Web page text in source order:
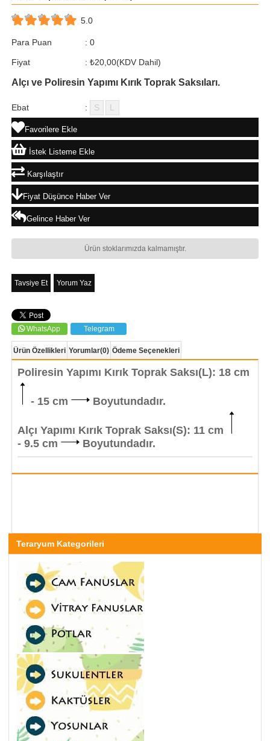
5.0
Para Puan : 0
Fiyat : ₺20,00(KDV Dahil)
Alçı ve Poliresin Yapımı Kırık Toprak Saksıları.
Ebat : S L
Favorilere Ekle
İstek Listeme Ekle
Karşılaştır
Fiyat Düşünce Haber Ver
Gelince Haber Ver
Ürün stoklarımızda kalmamıştır.
Tavsiye Et Yorum Yaz
WhatsApp Telegram
Ürün Özellikleri Yorumlar(0) Ödeme Seçenekleri
Poliresin Yapımı Kırık Toprak Saksı(L): 18 cm
- 15 cm Boyutundadır.
Alçı Yapımı Kırık Toprak Saksı(S): 11 cm
- 9.5 cm
Boyutundadır.
Teraryum Kategorileri